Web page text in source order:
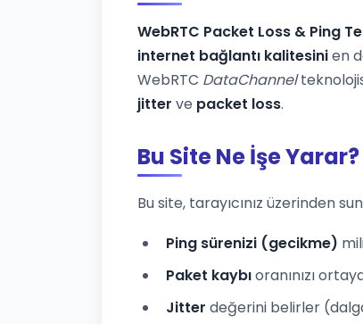
WebRTC Packet Loss & Ping
internet bağlantı kalitesinien
WebRTC DataChannel
jitter ve packet loss.
Bu Site Ne İşe
Bu site, tarayıcınız üzerinden
Ping sürenizi (gecikme)
Paket kaybıoranınızı
Jitter değerini belirler